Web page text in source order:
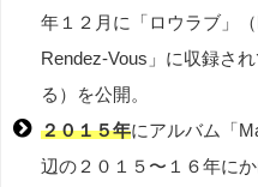
年１２月に「ロウラブ」
Rendez-Vous」に収録さ
る）を公開。
２０１５年にアルバム「
辺の２０１５〜１６年に